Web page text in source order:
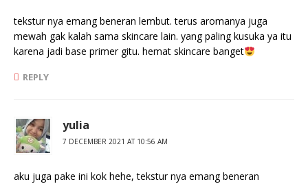
tekstur nya emang beneran lembut. terus aromanya juga
mewah gak kalah sama skincare lain. yang paling kusuka ya itu
karena jadi base primer gitu. hemat skincare banget
REPLY
yulia
7 DECEMBER 2021 AT 10:56 AM
aku juga pake ini kok hehe, tekstur nya emang beneran